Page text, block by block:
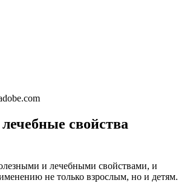
свойства
и лечебными свойствами, и
не только взрослым, но и детям.